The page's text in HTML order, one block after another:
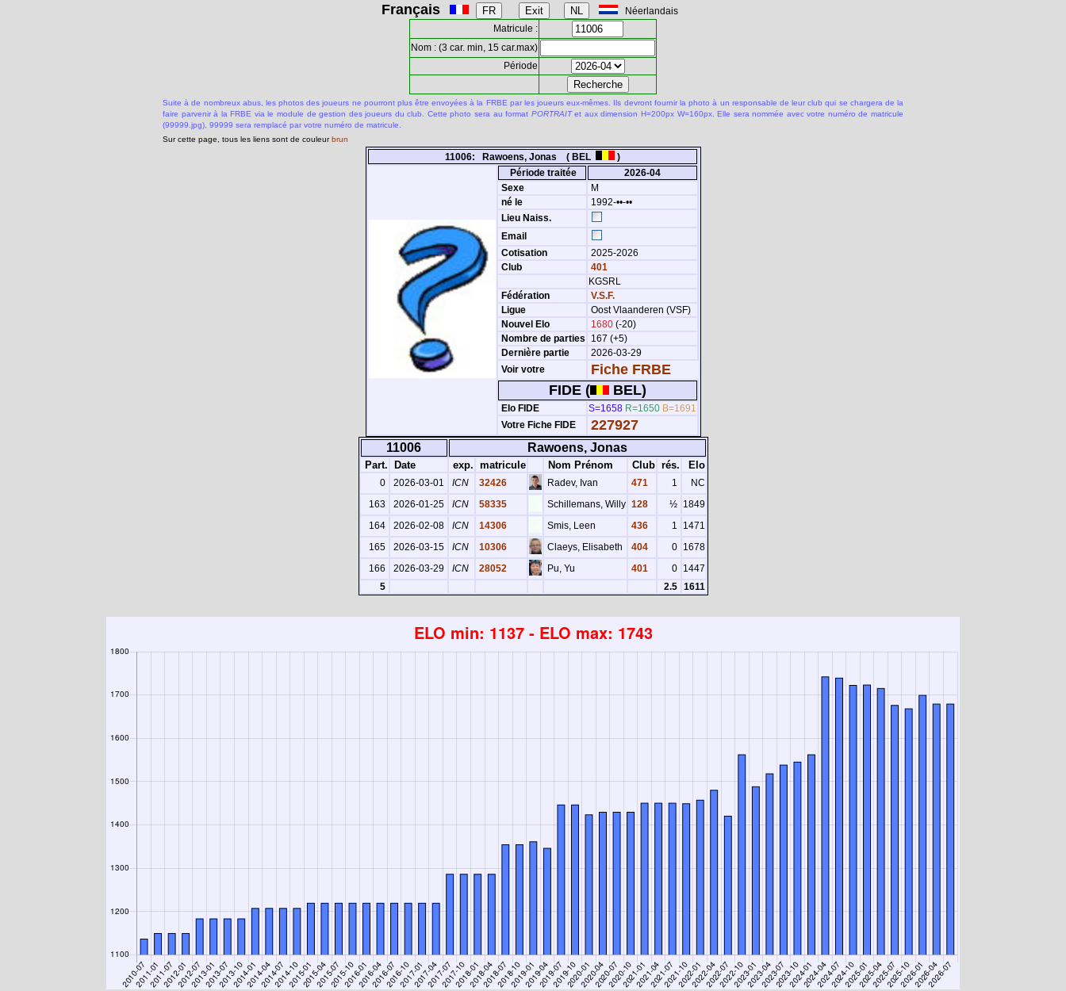
Français
Néerlandais
Matricule :
Nom : (3 car. min, 15 car.max)
Période
Suite à de nombreux abus, les photos des joueurs ne pourront plus être envoyées à la FRBE par les joueurs eux-mêmes. Ils devront fournir la photo à un responsable de leur club qui se chargera de la
faire parvenir à la FRBE via le module de gestion des joueurs du club. Cette photo sera au format PORTRAITet aux dimension H=200px W=160px. Elle sera nommée avec votre numéro de matricule
(99999.jpg), 99999 sera remplacé par votre numéro de matricule.
Sur cette page, tous les liens sont de couleurbrun
11006: Rawoens, Jonas ( BEL
)
Période traitée
2026-04
Sexe
M
né le
1992-••-••
Lieu Naiss.
Email
Cotisation
2025-2026
Club
401
KGSRL
Fédération
V.S.F.
Ligue
Oost Vlaanderen (VSF)
Nouvel Elo
1680(-20)
Nombre de parties
167 (+5)
Dernière partie
2026-03-29
Voir votre
Fiche FRBE
FIDE (
BEL)
Elo FIDE S=1658 R=1650 B=1691
Votre Fiche FIDE
227927
11006 Rawoens, Jonas
Part. Date exp. matricule Nom Prénom Club rés. Elo
0 2026-03-01 ICN 32426 Radev, Ivan 471 1
NC
163
2026-01-25 ICN 58335 Schillemans, Willy 128 ½ 1849
164
2026-02-08 ICN 14306 Smis, Leen 436 1
1471
165
2026-03-15 ICN 10306 Claeys, Elisabeth 404 0 1678
166
2026-03-29 ICN 28052 Pu, Yu 401 0 1447
5
2.5 1611